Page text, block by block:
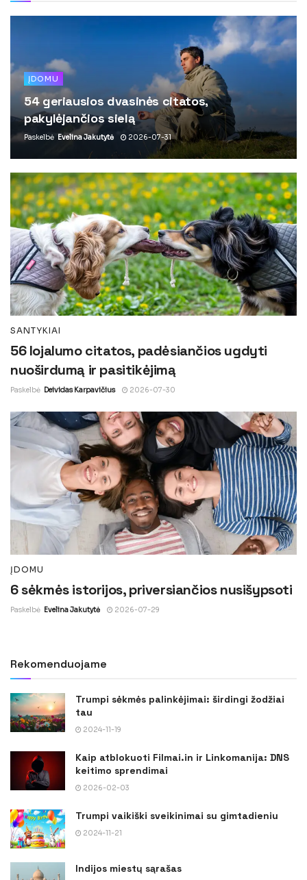
ĮDOMU
54 geriausios dvasinės citatos,
pakylėjančios sielą
Paskelbė Evelina Jakutytė 2026-07-31
SANTYKIAI
56 lojalumo citatos, padėsiančios ugdyti
nuoširdumą ir pasitikėjimą
Paskelbė Deividas Karpavičius 2026-07-30
ĮDOMU
6 sėkmės istorijos, priversiančios nusišypsoti
Paskelbė Evelina Jakutytė 2026-07-29
Rekomenduojame
Trumpi sėkmės palinkėjimai: širdingi žodžiai
tau
2024-11-19
Kaip atblokuoti Filmai.in ir Linkomanija: DNS
keitimo sprendimai
2026-02-03
Trumpi vaikiški sveikinimai su gimtadieniu
2024-11-21
Indijos miestų sąrašas